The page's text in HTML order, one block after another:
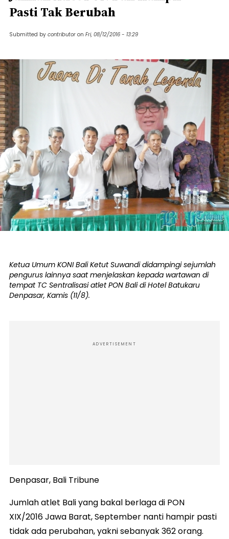
Pasti Tak Berubah
Submitted by contributor on Fri, 08/12/2016 - 13:29
Ketua Umum KONI Bali Ketut Suwandi didampingi sejumlah
pengurus lainnya saat menjelaskan kepada wartawan di
tempat TC Sentralisasi atlet PON Bali di Hotel Batukaru
Denpasar, Kamis (11/8).
ADVERTISEMENT
Denpasar, Bali Tribune
Jumlah atlet Bali yang bakal berlaga di PON
XIX/2016 Jawa Barat, September nanti hampir pasti
tidak ada perubahan, yakni sebanyak 362 orang.